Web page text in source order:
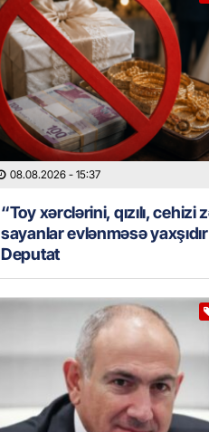
08.08.2026 - 15:37
“Toy xərclərini, qızılı, cehizi
sayanlar evlənməsə
Deputat